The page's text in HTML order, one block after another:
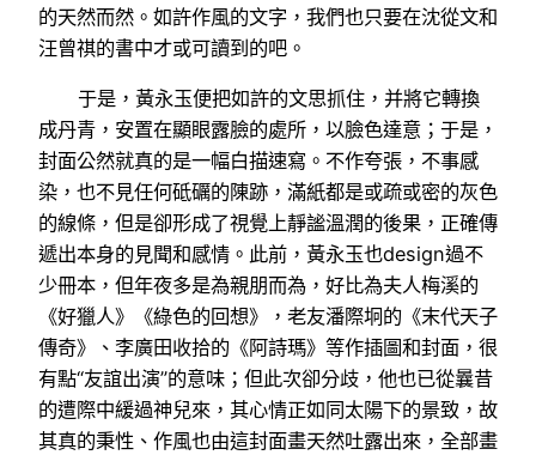
的天然而然。如許作風的文字，我們也只要在沈從文和
汪曾祺的書中才或可讀到的吧。
于是，黃永玉便把如許的文思抓住，并將它轉換
成丹青，安置在顯眼露臉的處所，以臉色達意；于是，
封面公然就真的是一幅白描速寫。不作夸張，不事感
染，也不見任何砥礪的陳跡，滿紙都是或疏或密的灰色
的線條，但是卻形成了視覺上靜謐溫潤的後果，正確傳
遞出本身的見聞和感情。此前，黃永玉也design過不
少冊本，但年夜多是為親朋而為，好比為夫人梅溪的
《好獵人》《綠色的回想》，老友潘際坰的《末代天子
傳奇》、李廣田收拾的《阿詩瑪》等作插圖和封面，很
有點“友誼出演”的意味；但此次卻分歧，他也已從曩昔
的遭際中緩過神兒來，其心情正如同太陽下的景致，故
其真的秉性、作風也由這封面畫天然吐露出來，全部畫